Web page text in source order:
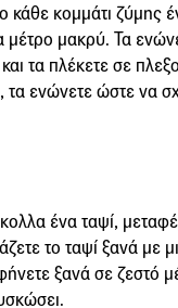
κάθε κομμάτι ζύμης
μέτρο μακρύ. Τα
τα πλέκετε σε
τα ενώνετε ώστε να
ένα ταψί,
το ταψί ξανά με
ξανά σε ζεστό